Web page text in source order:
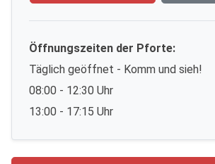
Öffnungszeiten der Pforte:
Täglich geöffnet - Komm und sieh!
08:00 - 12:30 Uhr
13:00 - 17:15 Uhr